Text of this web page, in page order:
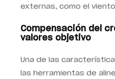
externas, como el
Compensación del
valores objetivo
Una de las
las herramientas de